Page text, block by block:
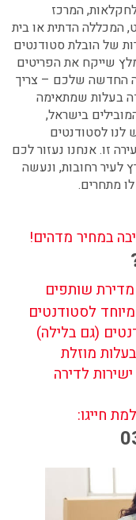
המרכז
המכללה הדתית או בית
של הובלת סטודנטים
שייקח את הפריטים
החדשה שלכם – צריך
בעלות שמתאימה
בישראל,
לנו לסטודנטים
זו. אנחנו נעזור לכם
לעיר רחובות, ונעשה
מתחרים.
במחיר מדהים!
שותפים
לסטודנטים
מוזלת
לדירה
חייגו: